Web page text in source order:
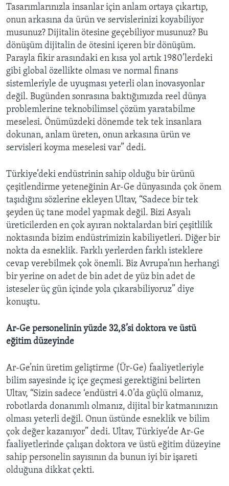
Tasarımlarınızla insanlar için anlam ortaya çıkartıp,
onun arkasına da ürün ve servislerinizi koyabiliyor
musunuz? Dijitalin ötesine geçebiliyor musunuz? Bu
dönüşüm dijitalin de ötesini içeren bir dönüşüm.
Parayla fikir arasındaki en kısa yol artık 1980’lerdeki
gibi global özellikte olması ve normal finans
sistemleriyle de uyuşması yeterli olan inovasyonlar
değil. Bugünden sonrasına baktığımızda reel dünya
problemlerine teknobilimsel çözüm yaratabilme
meselesi. Önümüzdeki dönemde tek tek insanlara
dokunan, anlam üreten, onun arkasına ürün ve
servisleri koyma meselesi var” dedi.
Türkiye’deki endüstrinin sahip olduğu bir ürünü
çeşitlendirme yeteneğinin Ar-Ge dünyasında çok önem
taşıdığını sözlerine ekleyen Ultav, “Sadece bir tek
şeyden üç tane model yapmak değil. Bizi Asyalı
üreticilerden en çok ayıran noktalardan biri çeşitlilik
noktasında bizim endüstrimizin kabiliyetleri. Diğer bir
nokta da esneklik. Farklı yerlerden farklı isteklere
cevap verebilmek çok önemli. Biz Avrupa’nın herhangi
bir yerine on adet de bin adet de yüz bin adet de
isteseler üç gün içinde yola çıkarabiliyoruz” diye
konuştu.
Ar-Ge personelinin yüzde 32,8’si doktora ve üstü
eğitim düzeyinde
Ar-Ge’nin üretim geliştirme (Ür-Ge) faaliyetleriyle
bilim sayesinde iç içe geçmesi gerektiğini belirten
Ultav, “Sizin sadece ‘endüstri 4.0’da güçlü olmanız,
robotlarda donanımlı olmanız, dijital bir katmanınızın
olması yeterli değil. Onun üstünde esneklik ve bilim
çok değer kazanıyor” dedi. Ultav, Türkiye’de Ar-Ge
faaliyetlerinde çalışan doktora ve üstü eğitim düzeyine
sahip personelin sayısının da bunun iyi bir işareti
olduğuna dikkat çekti.